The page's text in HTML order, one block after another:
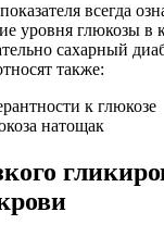
всегда
уровня глюкозы в
сахарный
также:
к глюкозе
натощак